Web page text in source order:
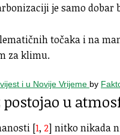
je samo dobar
točaka i na
za klimu.
i u Novije Vrijeme by
postojao u
[1, 2] nitko nikada